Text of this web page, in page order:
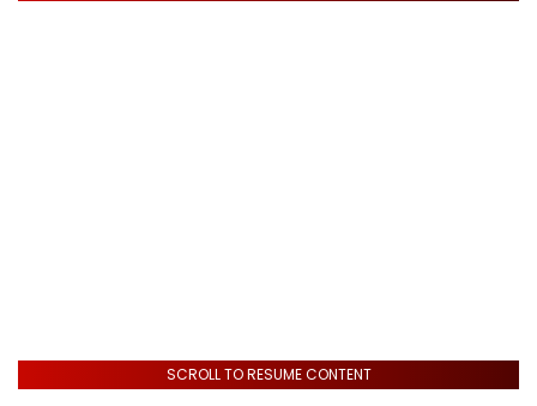
SCROLL TO RESUME CONTENT